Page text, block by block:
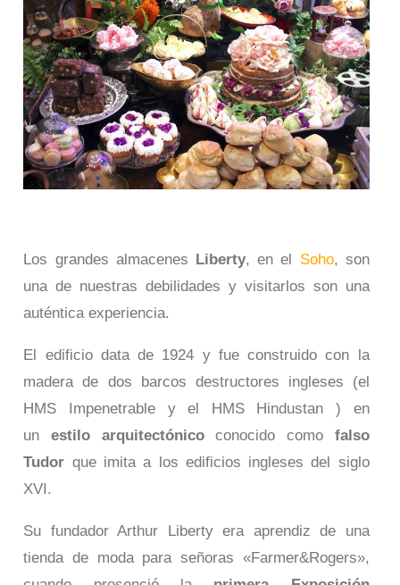
Los grandes almacenes Liberty, en el Soho, son
una de nuestras debilidades y visitarlos son una
auténtica experiencia.
El edificio data de 1924 y fue construido con la
madera de dos barcos destructores ingleses (el
HMS Impenetrable y el HMS Hindustan ) en
unestilo arquitectónicoconocido como falso
Tudor que imita a los edificios ingleses del siglo
XVI.
Su fundador Arthur Liberty era aprendiz de una
tienda de moda para señoras «Farmer&Rogers»,